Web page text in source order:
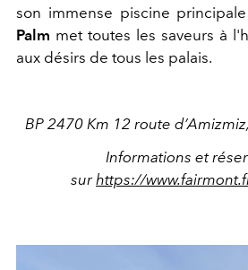
son immense piscine
Palm met toutes les saveurs à
aux désirs de tous les palais.
BP 2470 Km 12 route
Informations et
surhttps://